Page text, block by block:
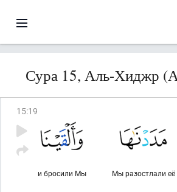
Сура 15, Аль-Хиджр
15:19
Мы разостлали её
и бросили Мы